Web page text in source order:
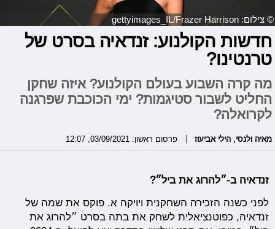
© צילום: gettyimages_IL/Frazer Harrison
חדשות הקולנוע: זנדאיה בסרט של
טרנטינו?
מה קרה השבוע בעולם הקולנוע? איזה שחקן
החליט לשבור סטיגמות? ימי הכוכבת שפרגנה
לקרואלה?
מאיה ולנסי, הילי אביעוז פרסום ראשון: 03/09/2021, 12:07
זנדאיה ב-״להרוג את ביל״?
לפני כשנה הזכירה השחקנית ויויקה א. פוקס את שמה של
זנדאיה, כפוטנציאלית לשחק את בתה בסרט ״להרוג את